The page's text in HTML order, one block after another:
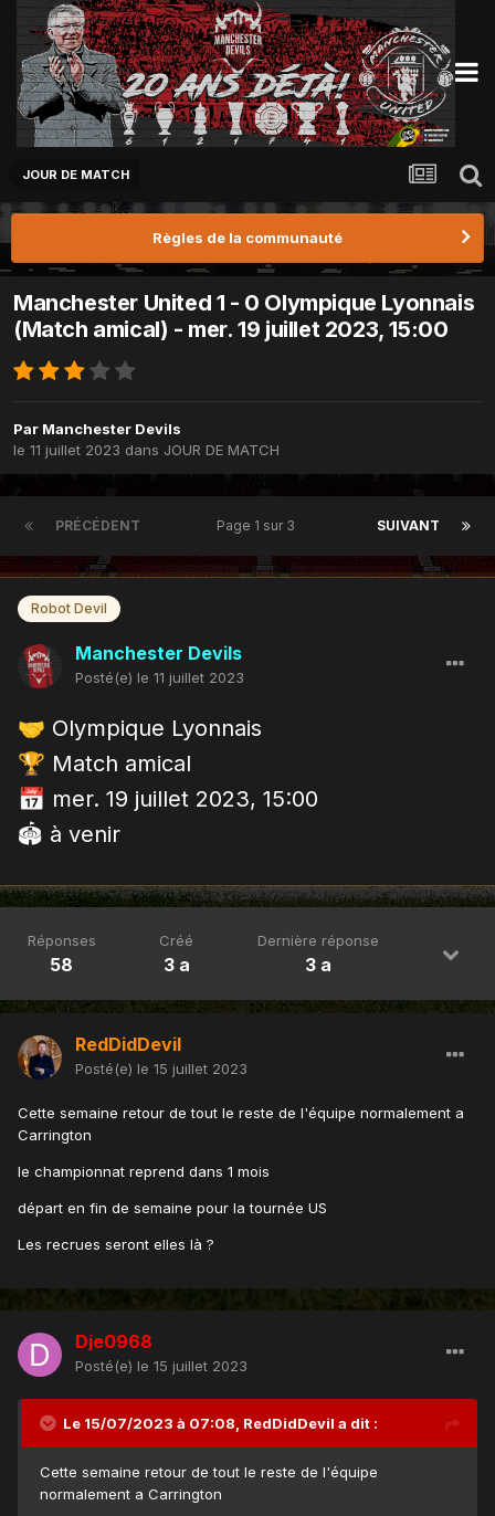
JOUR DE MATCH
Règles de la communauté
Manchester United 1 - 0 Olympique Lyonnais
(Match amical) - mer. 19 juillet 2023, 15:00
Par Manchester Devils
le 11 juillet 2023 dans JOUR DE MATCH
PRÉCÉDENT SUIVANT
Page 1 sur 3
Robot Devil
Manchester Devils
Posté(e) le 11 juillet 2023
🤝 Olympique Lyonnais
🏆 Match amical
📅 mer. 19 juillet 2023, 15:00
🏟 à venir
Réponses
58
Créé
3 a
Dernière réponse
3 a
RedDidDevil
Posté(e) le 15 juillet 2023
Cette semaine retour de tout le reste de l'équipe normalement a
Carrington
le championnat reprend dans 1 mois
départ en fin de semaine pour la tournée US
Les recrues seront elles là ?
Dje0968
Posté(e) le 15 juillet 2023
Le 15/07/2023 à 07:08, RedDidDevil a dit :
Cette semaine retour de tout le reste de l'équipe
normalement a Carrington